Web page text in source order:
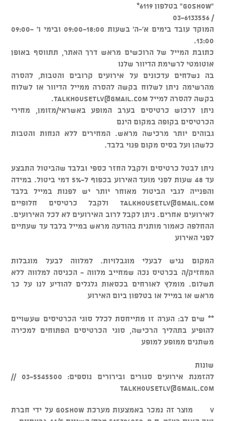
"GOSHOW" בטלפון 6119*
/ 03-6133556
המוקד עובד בימים א'-ה' בשעות 09:00-18:00 ובימי ו' 09:00-
13:00.
כתובת המייל של הרוכשים מראש דרך האתר, תתווסף באופן
אוטומטי לרשימת הדיוור שלנו
בה נשלחים עדכונים על אירועים קרובים והטבות, להסרה
מהרשימה ניתן לשלוח בקשה להסרה ממייל הדיוור או לשלוח
בקשה להסרה למיילtalkhousetlv@gmail.com
.
ניתן לרכוש כרטיסים בערב המופע באשראי/מזומן, מחירי
הכרטיסים בקופה במקום הינם
גבוהים יותר מרכישה מראש. המחירים ללא הנחות והטבות
כלשהן ועל בסיס מקום פנוי בלבד.
ניתן לבטל כרטיסים ולקבל החזר כספי ובלבד שהביטול התבצע
עד 48 שעות לפני מועד האירוע בכפוף ל-5% דמי ביטול. במידה
והפנייה לגבי הביטול מאוחר יותר יש לפנות במייל בלבד
talkhousetlv@gmail.com ולקבל כרטיסים חלופיים
לאירועים אחרים. ניתן לקבל לרוב האירועים לא לכל האירועים.
ההחלפה כאמור מותנית בהודעה מראש במייל בלבד עד שעתיים
לפני האירוע
המקום נגיש לבעלי מוגבלויות. למלווה לבעל מוגבלות
המחזיק/ה בכרטיס נכה שמחייב מלווה - הכניסה למלווה ללא
תשלום. מומלץ לאורחים בכסאות גלגלים להודיע לנו על כך
מראש או במייל או בטלפון ביום האירוע
** שים לב: הערה זו מתייחסת לכלל סוגי הכרטיסים שעשויים
להופיע בתהליך הרכישה, סוגי הכרטיסים הפתוחים למכירה
משתנים ממופע למופע
שונות
להזמנת אירועים סגורים ובירורים נוספים: 03-5545500 //
talkhousetlv@gmail.com
v מוצר זה נמכר באמצעות מערכת GOSHOW על ידי חברת